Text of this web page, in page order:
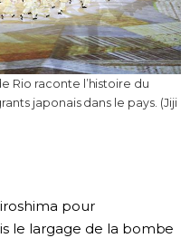
Rio raconte l’histoire du
japonais dans le pays. (Jiji
pour
le largage de la bombe